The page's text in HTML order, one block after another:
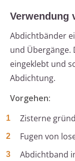
Verwendung
Abdichtbänder
und Übergänge.
eingeklebt und
Abdichtung.
Vorgehen:
Zisterne
Fugen von
Abdichtband